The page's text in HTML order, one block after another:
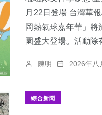
月22日登場 台灣華
岡熱氣球嘉年華」
園盛大登場。活動除
陳明 2026年八
綜合新聞